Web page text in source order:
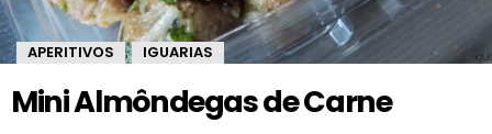
APERITIVOS , IGUARIAS
Mini Almôndegas de Carne